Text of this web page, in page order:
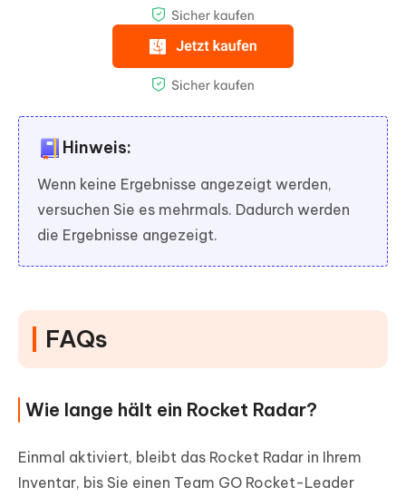
Hinweis:
Wenn keine Ergebnisse angezeigt werden,
versuchen Sie es mehrmals. Dadurch werden
die Ergebnisse angezeigt.
FAQs
Wie lange hält ein Rocket Radar?
Einmal aktiviert, bleibt das Rocket Radar in Ihrem
Inventar, bis Sie einen Team GO Rocket-Leader